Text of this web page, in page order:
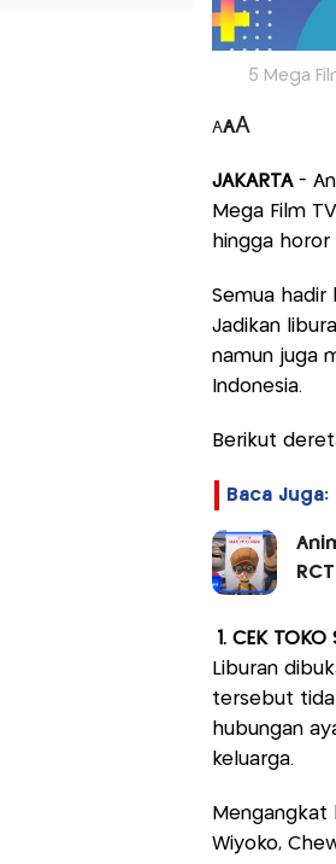
5 Mega
AAA
JAKARTA-
Mega Film
hingga horor
Semua hadir
Jadikan
namun juga
Indonesia.
Berikut
Baca Juga:
RCTI
1. CEK TOKO
Liburan
tersebut
hubungan
keluarga.
Mengangkat
Wiyoko,